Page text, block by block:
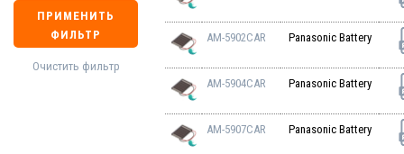
ПРИМЕНИТЬ
ФИЛЬТР
Очистить фильтр
AM-5902CAR Panasonic Battery
AM-5904CAR Panasonic Battery
AM-5907CAR Panasonic Battery